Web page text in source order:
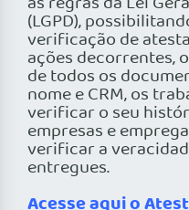
(LGPD),
verificação de
ações decorrentes,
de todos os
nome e CRM, os
verificar o seu
empresas e
verificar a
entregues.